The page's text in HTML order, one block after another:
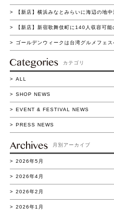
【新店】横浜みなとみらいに海辺の地中海グリル&バーレストラン
【新店】新宿歌舞伎町に140人収容可能のドイツビアホール誕生。ミュンヘン名門ビ
ゴールデンウィークは台湾グルメフェスへ 赤提灯が彩る「台湾燈龍夜市祭(たいわん と
カテゴリ
ALL
SHOP NEWS
EVENT & FESTIVAL NEWS
PRESS NEWS
月別アーカイブ
2026年5月
2026年4月
2026年2月
2026年1月